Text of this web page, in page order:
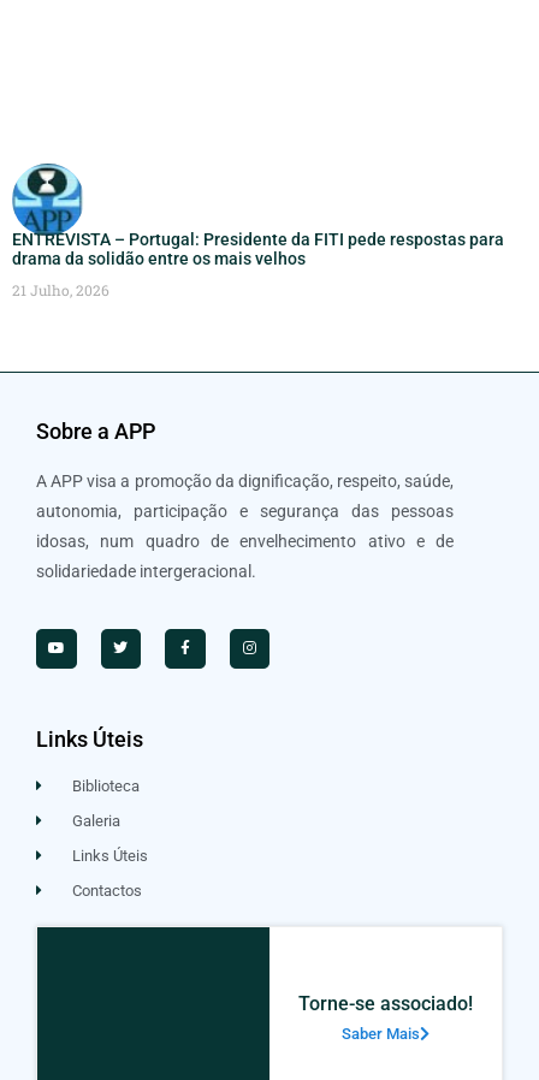
ENTREVISTA – Portugal: Presidente da FITI pede respostas para
drama da solidão entre os mais velhos
21 Julho, 2026
Sobre a APP
A APP visa a promoção da dignificação, respeito, saúde,
autonomia, participação e segurança das pessoas
idosas, num quadro de envelhecimento ativo e de
solidariedade intergeracional.
Links Úteis
Biblioteca
Galeria
Links Úteis
Contactos
Torne-se associado!
Saber Mais